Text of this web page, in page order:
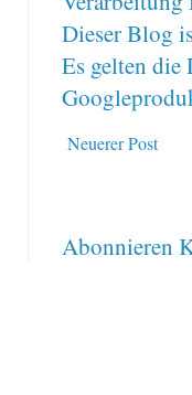
Dieser Blog
Es gelten
Neuerer Post
Abonnieren